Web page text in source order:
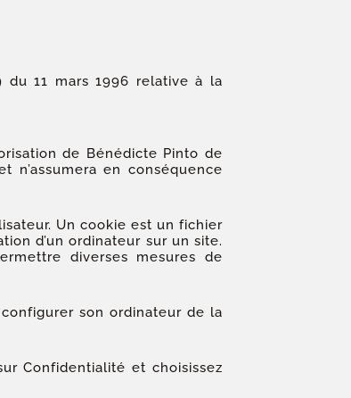
11 mars 1996 relative à la
de Bénédicte Pinto de
en conséquence
Un cookie est un fichier
d’un ordinateur sur un site.
diverses mesures de
configurer son ordinateur de la
Confidentialité et choisissez